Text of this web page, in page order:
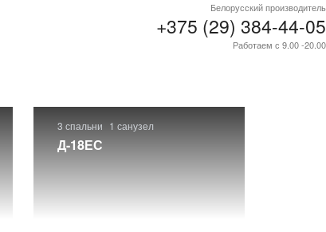
Белорусский производитель
+375 (29) 384-44-05
Работаем с 9.00 -20.00
3 спальни 1 санузел
Д-18ЕС